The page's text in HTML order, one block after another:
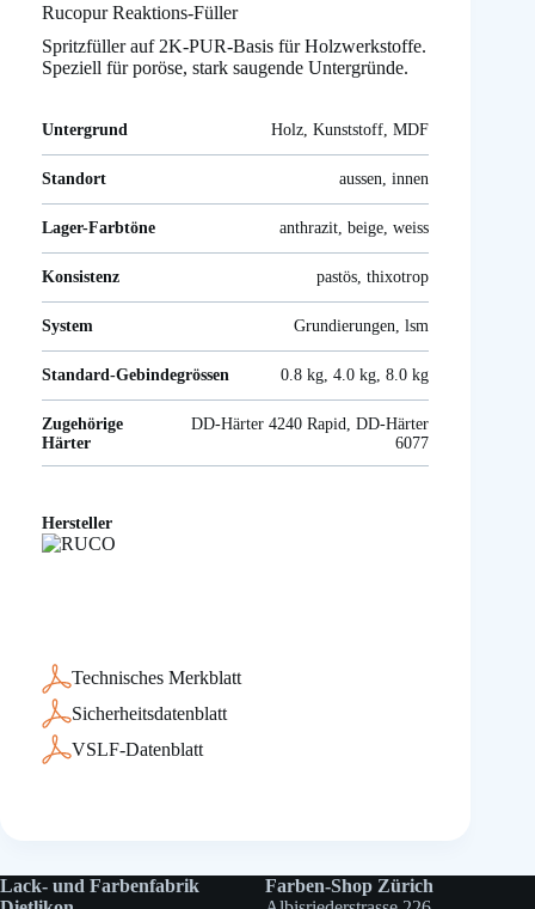
Rucopur Reaktions-Füller
Spritzfüller auf 2K-PUR-Basis für Holzwerkstoffe.
Speziell für poröse, stark saugende Untergründe.
Untergrund Holz, Kunststoff, MDF
Standort aussen, innen
Lager-Farbtöne anthrazit, beige, weiss
Konsistenz pastös, thixotrop
System Grundierungen, lsm
Standard-Gebindegrössen 0.8 kg, 4.0 kg, 8.0 kg
Zugehörige
Härter
DD-Härter 4240 Rapid, DD-Härter
6077
Hersteller
Technisches Merkblatt
Sicherheitsdatenblatt
VSLF-Datenblatt
Lack- und Farbenfabrik
Farben-Shop Zürich